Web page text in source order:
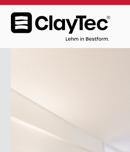
Kernsanierung eines
Fachwerkhauses in der Soester